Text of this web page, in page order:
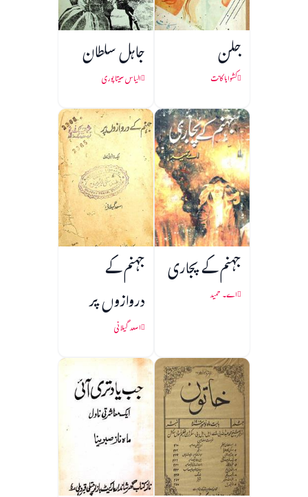
جلن
کشواہا کانت
جاہل سلطان
الیاس سیتا پوری
جہنم کے پجاری
اے۔ حمید
جہنم کے
دروازوں پر
اسعد گیلانی